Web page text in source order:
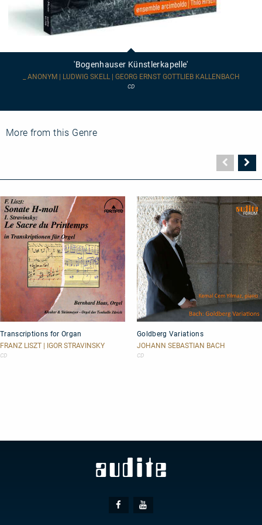
'Bogenhauser Künstlerkapelle'
_ ANONYM | LUDWIG SKELL | GEORG ERNST GOTTLIEB KALLENBACH
CD
More from this Genre
Seite
for
Organ
Transcriptions for Organ
FRANZ LISZT | IGOR STRAVINSKY
CD
Variations
Goldberg Variations
JOHANN SEBASTIAN BACH
CD
Social Facebook